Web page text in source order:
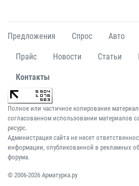
Предложения Спрос Авто
Прайс Новости Статьи
Контакты
Полное или частичное копирование
согласованном использовании материалов
ресурс.
Администрация сайта не несет
информации, опубликованной в рекламных
форума.
© 2006-2026 Арматурка.ру